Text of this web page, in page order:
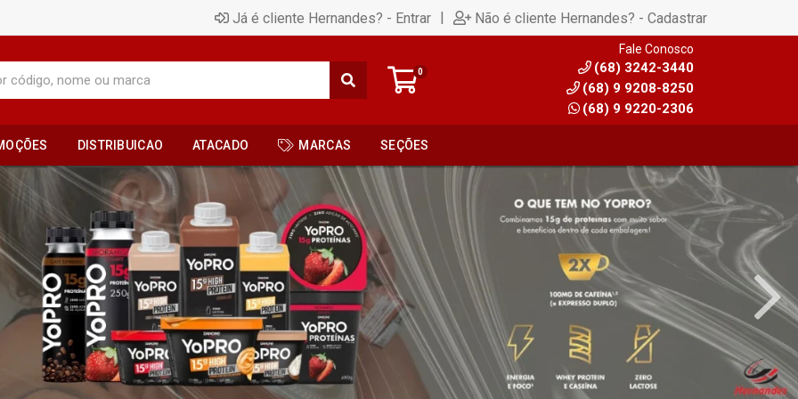
Já é cliente Hernandes? - Entrar | Não é cliente Hernandes? - Cadastrar
0
Fale Conosco
(68) 3242-3440
(68) 9 9208-8250
(68) 9 9220-2306
DISTRIBUICAO ATACADO MARCAS SEÇÕES